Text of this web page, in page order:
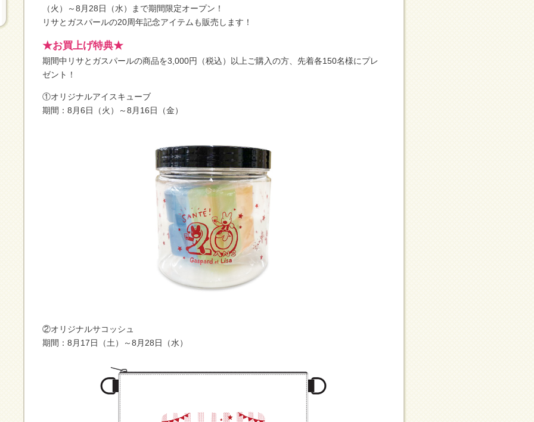
（火）～8月28日（水）まで期間限定オープン！
リサとガスパールの20周年記念アイテムも販売します！
★お買上げ特典★
期間中リサとガスパールの商品を3,000円（税込）以上ご購入の方、先着各150名様にプレ
ゼント！
①オリジナルアイスキューブ
期間：8月6日（火）～8月16日（金）
②オリジナルサコッシュ
期間：8月17日（土）～8月28日（水）